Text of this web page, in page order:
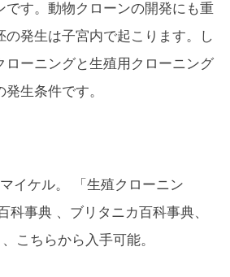
です。動物クローンの開発にも重
の発生は子宮内で起こります。し
ローニングと生殖用クローニング
生条件です。
イケル。 「生殖クローニン
科事典 、ブリタニカ百科事典、
こちらから入手可能。